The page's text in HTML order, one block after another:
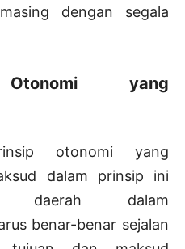
dengan segala
yang
otonomi yang
dalam prinsip ini
daerah dalam
benar-benar sejalan